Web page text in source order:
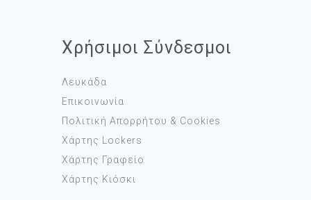
Χρήσιμοι Σύνδεσμοι
Λευκάδα
Επικοινωνία
Πολιτική Απορρήτου & Cookies
Χάρτης Lockers
Χάρτης Γραφείο
Χάρτης Κιόσκι